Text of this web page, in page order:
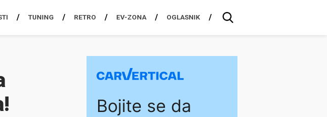
TUNING RETRO EV-ZONA OGLASNIK